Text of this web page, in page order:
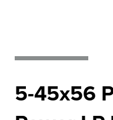
KARRIERE
5-45x56